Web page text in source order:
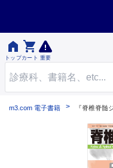

トップ

カート 重要
m3.com 電子書籍 『脊椎脊